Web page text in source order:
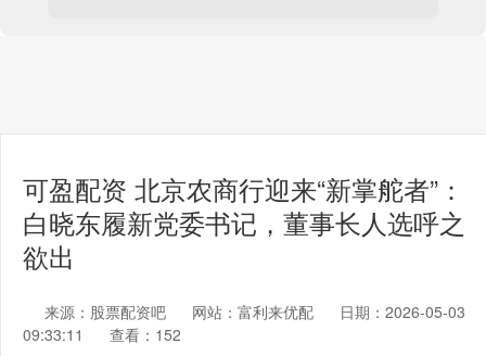
可盈配资 北京农商行迎来“新掌舵者”：
白晓东履新党委书记，董事长人选呼之
欲出
来源：股票配资吧 网站：富利来优配
日期：2026-05-03
09:33:11
查看：152